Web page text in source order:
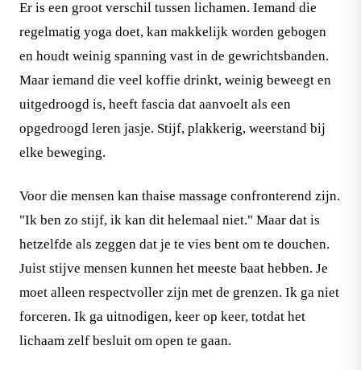
Er is een groot verschil tussen lichamen. Iemand die
regelmatig yoga doet, kan makkelijk worden gebogen
en houdt weinig spanning vast in de gewrichtsbanden.
Maar iemand die veel koffie drinkt, weinig beweegt en
uitgedroogd is, heeft fascia dat aanvoelt als een
opgedroogd leren jasje. Stijf, plakkerig, weerstand bij
elke beweging.
Voor die mensen kan thaise massage confronterend zijn.
"Ik ben zo stijf, ik kan dit helemaal niet." Maar dat is
hetzelfde als zeggen dat je te vies bent om te douchen.
Juist stijve mensen kunnen het meeste baat hebben. Je
moet alleen respectvoller zijn met de grenzen. Ik ga niet
forceren. Ik ga uitnodigen, keer op keer, totdat het
lichaam zelf besluit om open te gaan.